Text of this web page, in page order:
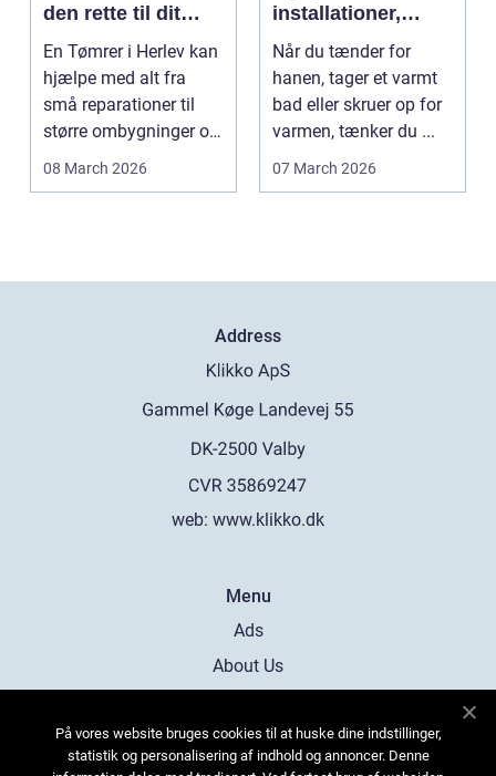
den rette til dit
projekt
En Tømrer i Herlev kan
hjælpe med alt fra
små reparationer til
større ombygninger og
tilbygninger. N...
08 March 2026
installationer,
komfort og
energiforbrug
Når du tænder for
hanen, tager et varmt
bad eller skruer op for
varmen, tænker du ...
07 March 2026
Address
web: www.klikko.dk
Menu
Ads
About Us
Contact
På vores website bruges cookies til at huske dine indstillinger,
statistik og personalisering af indhold og annoncer. Denne